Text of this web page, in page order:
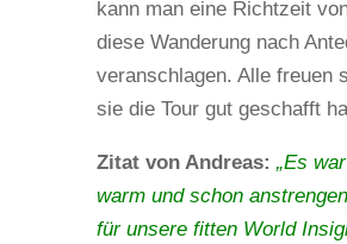
kann man eine Richtzeit
diese Wanderung nach
veranschlagen. Alle freuen
sie die Tour gut geschafft
Zitat von Andreas: „Es
warm und schon
für unsere fitten World